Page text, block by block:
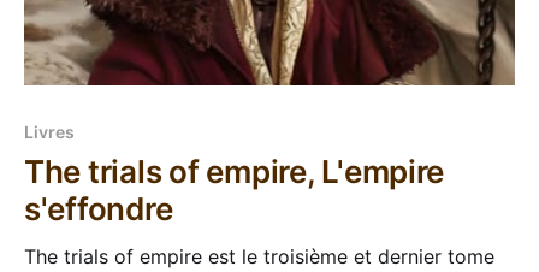
Livres
The trials of empire, L'empire
s'effondre
The trials of empire est le troisième et dernier tome